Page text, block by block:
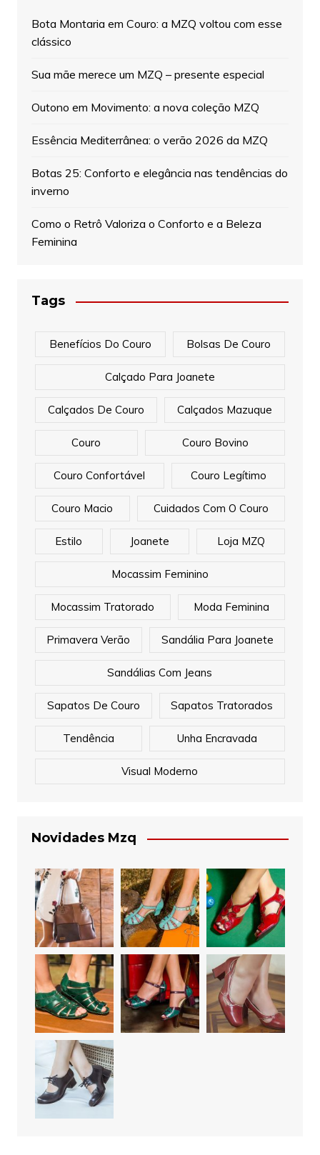
Bota Montaria em Couro: a MZQ voltou com esse
clássico
Sua mãe merece um MZQ – presente especial
Outono em Movimento: a nova coleção MZQ
Essência Mediterrânea: o verão 2026 da MZQ
Botas 25: Conforto e elegância nas tendências do
inverno
Como o Retrô Valoriza o Conforto e a Beleza
Feminina
Tags
Benefícios Do Couro Bolsas De Couro
Calçado Para Joanete
Calçados De Couro Calçados Mazuque
Couro Couro Bovino
Couro Confortável Couro Legítimo
Couro Macio Cuidados Com O Couro
Estilo Joanete Loja MZQ
Mocassim Feminino
Mocassim Tratorado Moda Feminina
Primavera Verão Sandália Para Joanete
Sandálias Com Jeans
Sapatos De Couro Sapatos Tratorados
Tendência Unha Encravada
Visual Moderno
Novidades Mzq